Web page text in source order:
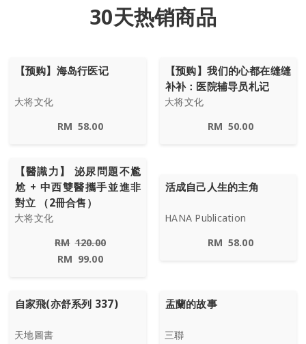
30天热销商品
【预购】海岛行医记
大将文化
RM 58.00
【预购】我们的心都在缝缝
补补：医院辅导员札记
大将文化
RM 50.00
【醫識力】 泌尿問題不尷
尬 + 中西雙醫攜手並進非
對立 （2冊合售）
大将文化
RM 120.00
RM 99.00
活成自己人生的主角
HANA Publication
RM 58.00
自家飛(亦舒系列 337)
天地圖書
盂蘭的故事
三聯